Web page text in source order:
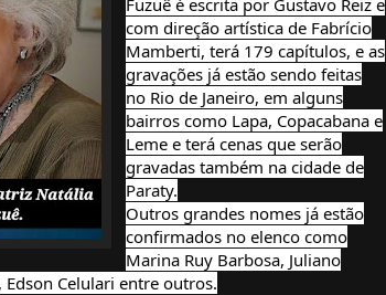
Fuzuê é escrita por Gustavo Reiz e
com direção artística de Fabrício
Mamberti, terá 179 capítulos, e as
gravações já estão sendo feitas
no Rio de Janeiro, em alguns
bairros como Lapa, Copacabana e
Leme e terá cenas que serão
gravadas também na cidade de
Paraty.
Outros grandes nomes já estão
confirmados no elenco como
Marina Ruy Barbosa, Juliano
Celulari entre outros.